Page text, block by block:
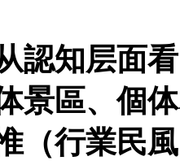
認知层面
景區、個
（行業民